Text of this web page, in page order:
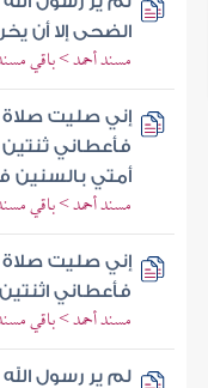
الضحى إلا أن
مسند أحمد > باقي
إني صليت صلاة
فأعطاني
أمتي بالسنين
مسند أحمد > باقي
إني صليت صلاة
فأعطاني
مسند أحمد > باقي
لم ير رسول